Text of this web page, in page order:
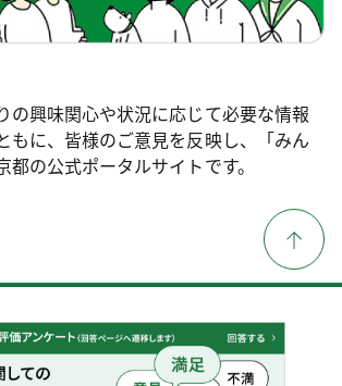
の興味関心や状況に応じて必要な情報
もに、皆様のご意見を反映し、「みん
都の公式ポータルサイトです。